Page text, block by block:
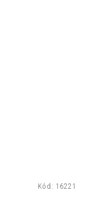
Kód: 16221